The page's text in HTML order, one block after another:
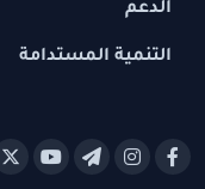
الدعم
التنمية المستدامة